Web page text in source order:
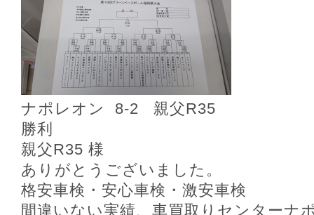
ナポレオン 8‐2 親父R35
勝利
親父R35 様
ありがとうございました。
格安車検・安心車検・激安車検
間違いない実績、車買取りセンターナ